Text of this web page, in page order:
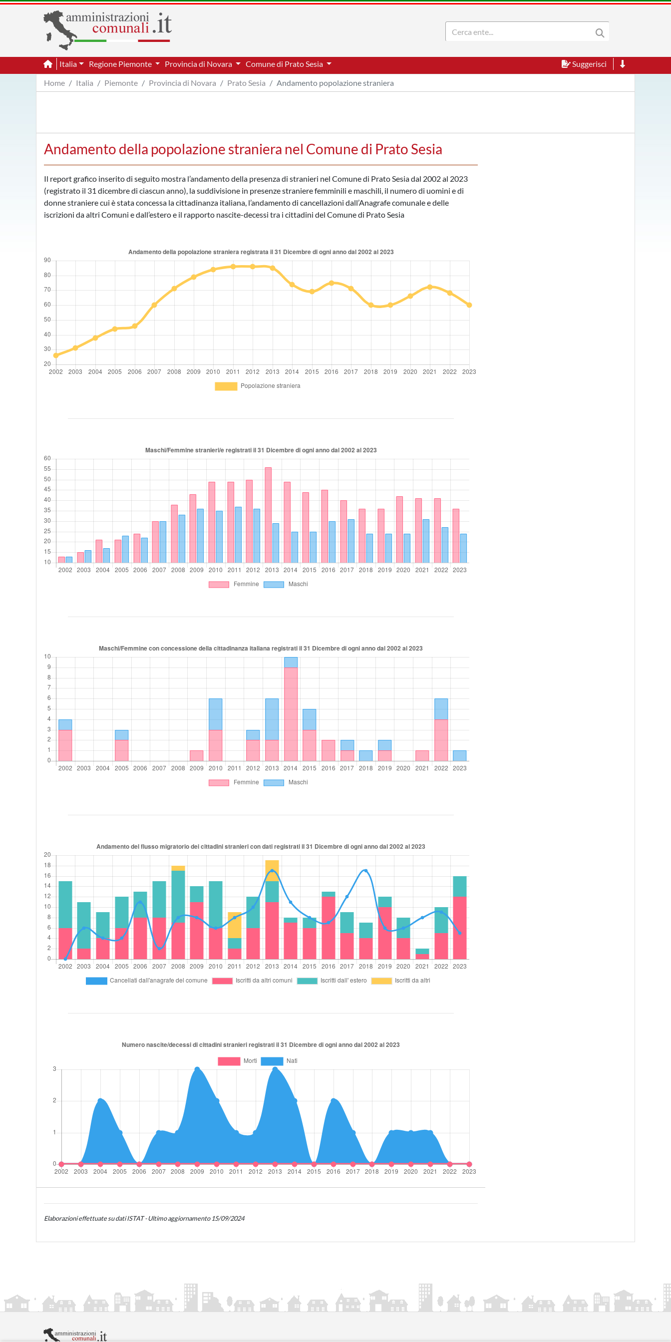
Italia Regione Piemonte Provincia di Novara Comune di Prato Sesia
Suggerisci
Home
Italia Piemonte Provincia di Novara Prato Sesia Andamento popolazione straniera
Andamento della popolazione straniera nel Comune di Prato Sesia
Il report grafico inserito di seguito mostra l’andamento della presenza di stranieri nel Comune di Prato Sesia dal 2002 al 2023
(registrato il 31 dicembre di ciascun anno), la suddivisione in presenze straniere femminili e maschili, il numero di uomini e di
donne straniere cui è stata concessa la cittadinanza italiana, l’andamento di cancellazioni dall’Anagrafe comunale e delle
iscrizioni da altri Comuni e dall’estero e il rapporto nascite-decessi tra i cittadini del Comune di Prato Sesia
Elaborazioni effettuate su dati ISTAT - Ultimo aggiornamento 15/09/2024